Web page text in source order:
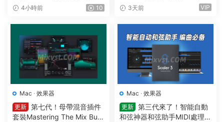
Lion v7.5.0 WIN
4小時前 10
ine – FL Studio Producer Edi
ugins WIN
3天前 VIP
Mac · 效果器
更新 第七代！母帶混音插件
套裝Mastering The Mix Bun
Mac · 效果器
更新 第三代來了！智能自動
和弦神器和弦助手MIDI處理Pl